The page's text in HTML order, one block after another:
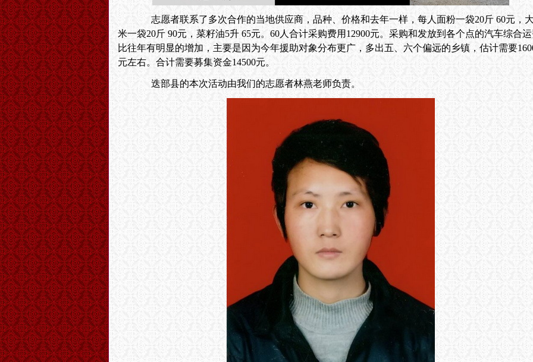
志愿者联系了多次合作的当地供应商，品种、价格和去年一样，每人面粉一袋20斤 60元，
米一袋20斤 90元，菜籽油5升 65元。60人合计采购费用12900元。采购和发放到各个点的汽车综合
比往年有明显的增加，主要是因为今年援助对象分布更广，多出五、六个偏远的乡镇，估计需要
元左右。合计需要募集资金14500元。
迭部县的本次活动由我们的志愿者林燕老师负责。